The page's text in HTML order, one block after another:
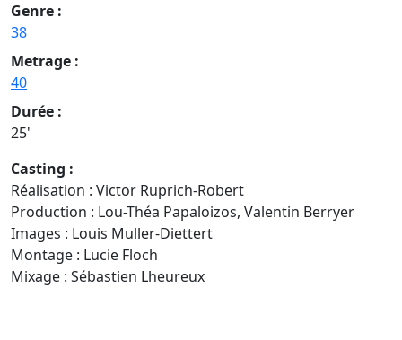
Genre :
38
Metrage :
40
Durée :
25'
Casting :
Réalisation : Victor Ruprich-Robert
Production : Lou-Théa Papaloizos, Valentin Berryer
Images : Louis Muller-Diettert
Montage : Lucie Floch
Mixage : Sébastien Lheureux